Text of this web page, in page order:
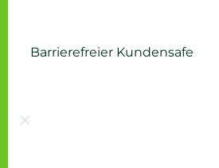
Barrierefreier Kundensafe